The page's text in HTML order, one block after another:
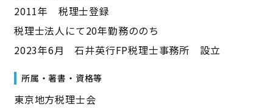
2011年 税理士登録
税理士法人にて20年勤務ののち
2023年6月 石井英行FP税理士事務所 設立
所属・著書・資格等
東京地方税理士会